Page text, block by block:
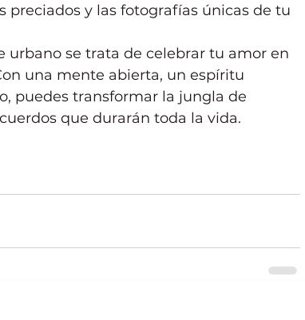
preciados y las fotografías únicas de tu
urbano se trata de celebrar tu amor en
una mente abierta, un espíritu
puedes transformar la jungla de
que durarán toda la vida.